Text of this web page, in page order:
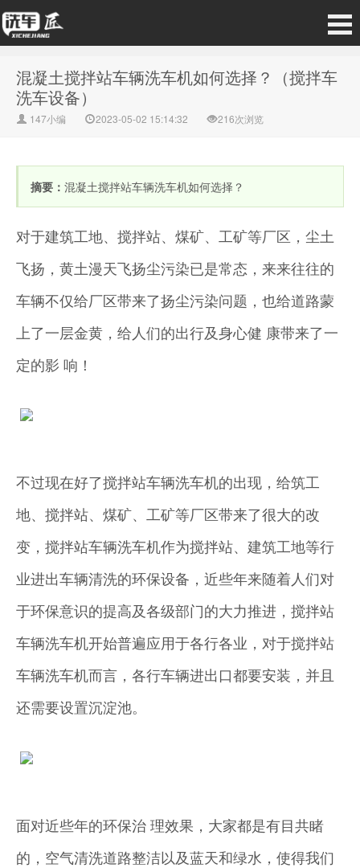
混凝土搅拌站车辆洗车机如何选择？（搅拌车
洗车设备）
147小编 2023-05-02 15:14:32 216次浏览
摘要： 混凝土搅拌站车辆洗车机如何选择？
对于建筑工地、搅拌站、煤矿、工矿等厂区，尘土
飞扬，黄土漫天飞扬尘污染已是常态，来来往往的
车辆不仅给厂区带来了扬尘污染问题，也给道路蒙
上了一层金黄，给人们的出行及身心健 康带来了一
定的影 响！
不过现在好了搅拌站车辆洗车机的出现，给筑工
地、搅拌站、煤矿、工矿等厂区带来了很大的改
变，搅拌站车辆洗车机作为搅拌站、建筑工地等行
业进出车辆清洗的环保设备，近些年来随着人们对
于环保意识的提高及各级部门的大力推进，搅拌站
车辆洗车机开始普遍应用于各行各业，对于搅拌站
车辆洗车机而言，各行车辆进出口都要安装，并且
还需要设置沉淀池。
面对近些年的环保治 理效果，大家都是有目共睹
的，空气清洗道路整洁以及蓝天和绿水，使得我们